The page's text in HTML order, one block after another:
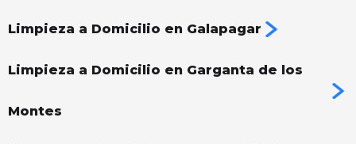
Limpieza a Domicilio en Galapagar
Limpieza a Domicilio en Garganta de los
Montes